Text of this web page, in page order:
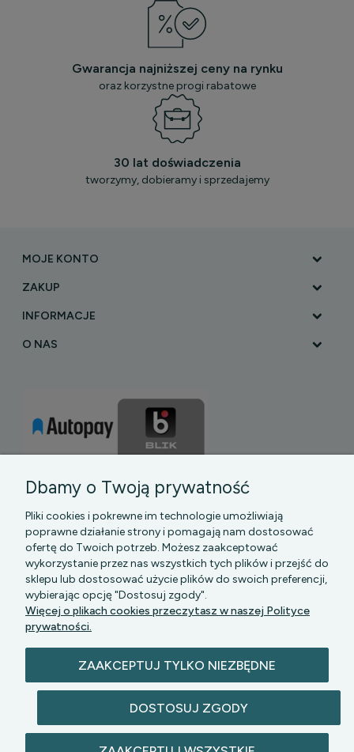
Gwarancja najniższej ceny na rynku
oraz korzystne progi rabatowe
30 lat doświadczenia
tworzymy, dobieramy i sprzedajemy
MOJE KONTO
ZAKUP
INFORMACJE
O NAS
PGK MAZOWSZE SP Z O.O.|| Bartycka 24-210B,
00-716 WARSZAWA, woj. mazowieckie || NIP:
Dbamy o Twoją prywatność
Pliki cookies i pokrewne im technologie umożliwiają
poprawne działanie strony i pomagają nam dostosować
ofertę do Twoich potrzeb. Możesz zaakceptować
wykorzystanie przez nas wszystkich tych plików i przejść do
sklepu lub dostosować użycie plików do swoich preferencji,
wybierając opcję "Dostosuj zgody".
Więcej o plikach cookies przeczytasz w naszej Polityce
prywatności.
ZAAKCEPTUJ TYLKO NIEZBĘDNE
DOSTOSUJ ZGODY